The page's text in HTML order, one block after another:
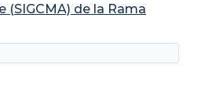
de la Rama